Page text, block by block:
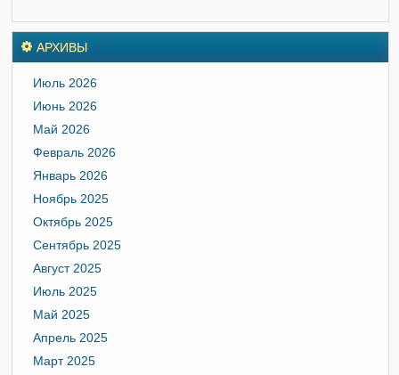
АРХИВЫ
Июль 2026
Июнь 2026
Май 2026
Февраль 2026
Январь 2026
Ноябрь 2025
Октябрь 2025
Сентябрь 2025
Август 2025
Июль 2025
Май 2025
Апрель 2025
Март 2025